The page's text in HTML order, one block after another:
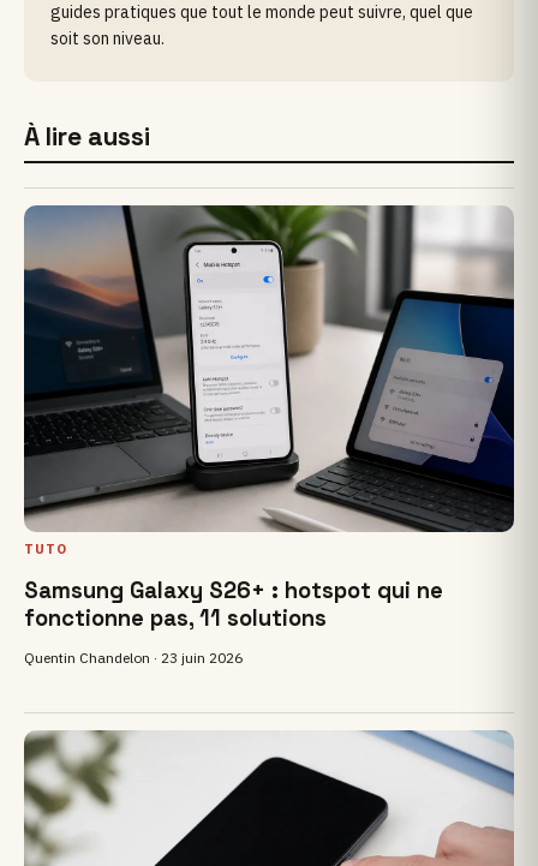
guides pratiques que tout le monde peut suivre, quel que
soit son niveau.
À lire aussi
TUTO
Samsung Galaxy S26+ : hotspot qui ne
fonctionne pas, 11 solutions
Quentin Chandelon · 23 juin 2026